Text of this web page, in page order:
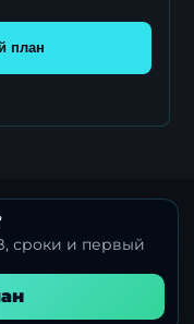
план
сроки и первый